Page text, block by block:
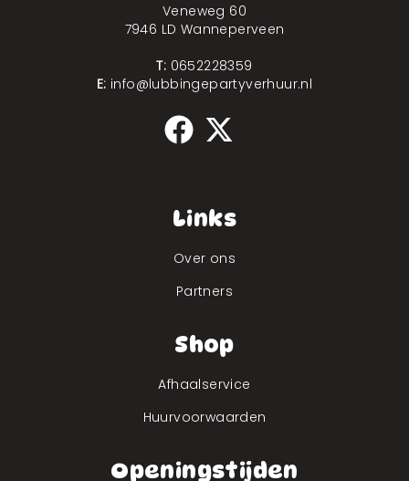
Veneweg 60
7946 LD Wanneperveen
T: 0652228359
E: info@lubbingepartyverhuur.nl
Links
Over ons
Partners
Shop
Afhaalservice
Huurvoorwaarden
Openingstijden